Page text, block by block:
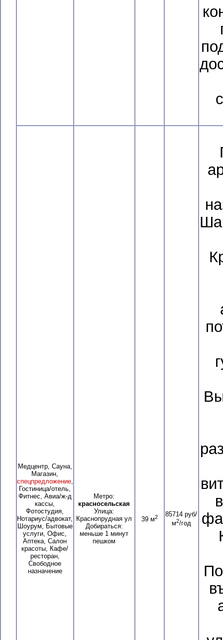
Медцентр, Сауна,
Магазин,
спецпредложение,
Гостиница/отель,
Фитнес, Авиа/ж-д
кассы,
Фотостудия,
Нотариус/адвокат,
Шоурум, Бытовые
услуги, Офис,
Аптека, Салон
красоты, Кафе/
ресторан,
Свободное
назначение
Метро:
красносельская
Улица:
Краснопрудная ул
Добираться:
меньше 1 минут
пешком
39 м2
85714 руб/
м2/год